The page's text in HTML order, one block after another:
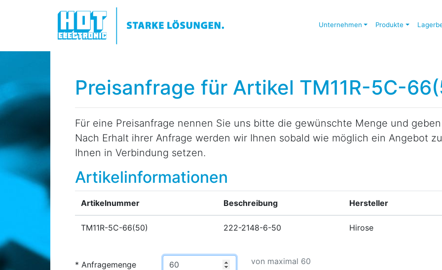
Unternehmen Produkte
Preisanfrage für Artikel TM11R-5C-
Für eine Preisanfrage nennen Sie uns bitte die gewünschte Menge und
Nach Erhalt ihrer Anfrage werden wir Ihnen sobald wie möglich ein Angebot
Ihnen in Verbindung setzen.
Artikelinformationen
Artikelnummer Beschreibung Hersteller
TM11R-5C-66(50) 222-2148-6-50 Hirose
Anfragemenge von maximal 60